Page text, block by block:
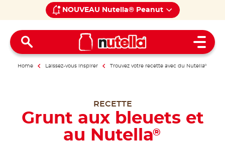
NOUVEAU Nutella® Peanut
Open
Home Laissez-vous inspirer Trouvez votre recette avec du Nutella®
RECETTE
Grunt aux bleuets et
au Nutella®